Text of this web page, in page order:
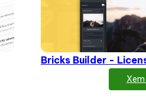
Bricks Builder -